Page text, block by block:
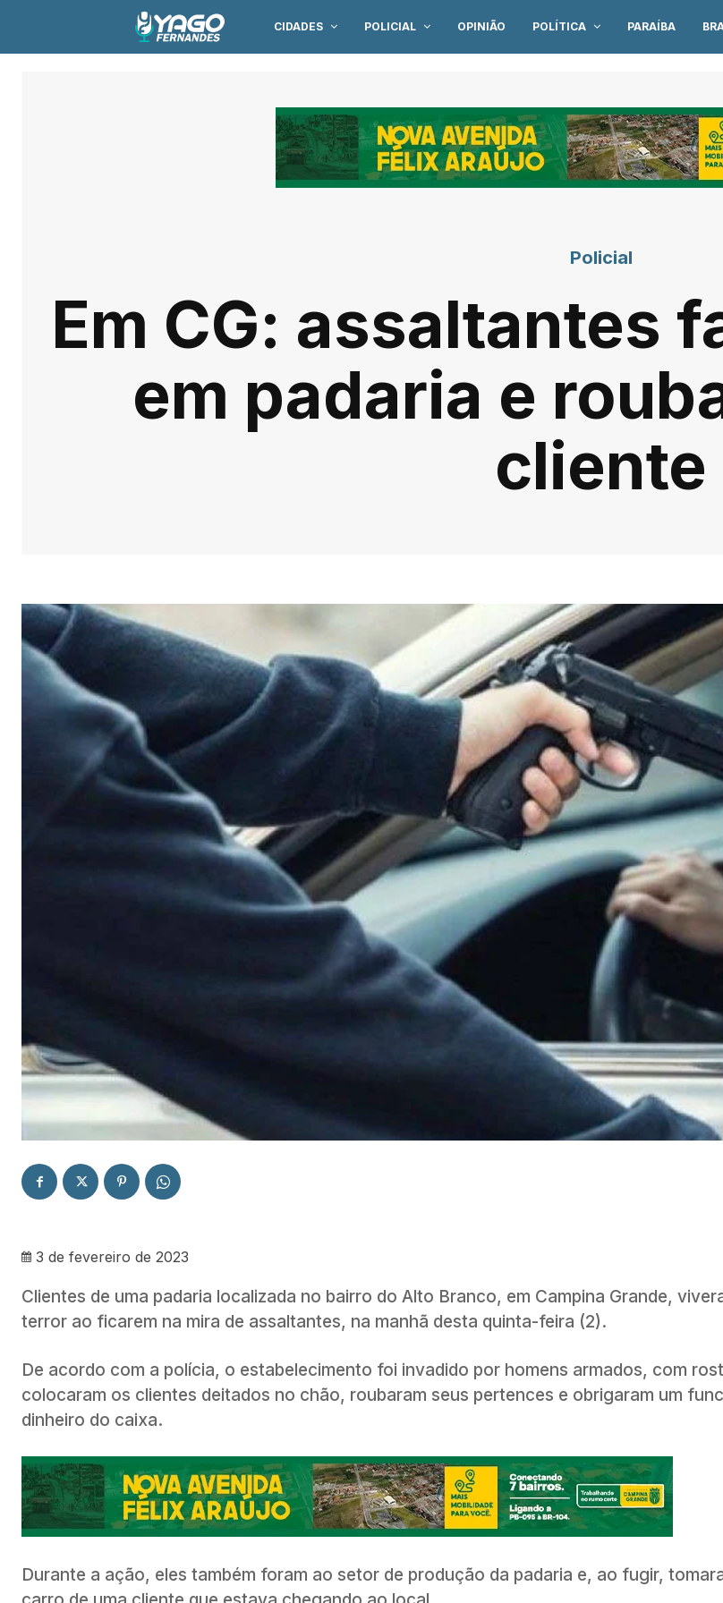
CIDADES POLICIAL OPINIÃO POLÍTICA PARAÍBA
Policial
Em CG: assaltantes
em padaria e
cliente
3 de fevereiro de 2023
Clientes de uma padaria localizada no bairro do Alto Branco, em Campina Grande,
terror ao ficarem na mira de assaltantes, na manhã desta quinta-feira (2).
De acordo com a polícia, o estabelecimento foi invadido por homens armados, com
colocaram os clientes deitados no chão, roubaram seus pertences e obrigaram um
dinheiro do caixa.
Durante a ação, eles também foram ao setor de produção da padaria e, ao fugir,